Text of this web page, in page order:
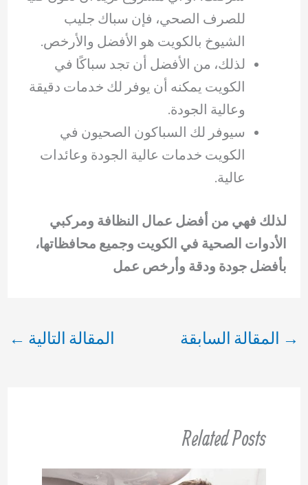
للصرف الصحي، فإن سباك جليب
الشيوخ بالكويت هو الأفضل والأرخص.
لذلك، من الأفضل أن تجد سباكًا في
الكويت يمكنه أن يوفر لك خدمات دقيقة
وعالية الجودة.
سيوفر لك السباكون الصحيون في
الكويت خدمات عالية الجودة وعائدات
عالية.
لذلك فهي من أفضل عمال النظافة ومركبي
الأدوات الصحية في الكويت وجميع محافظاتها،
بأفضل جودة ودقة وأرخص عمل
→ المقالة السابقة المقالة التالية ←
Related Posts